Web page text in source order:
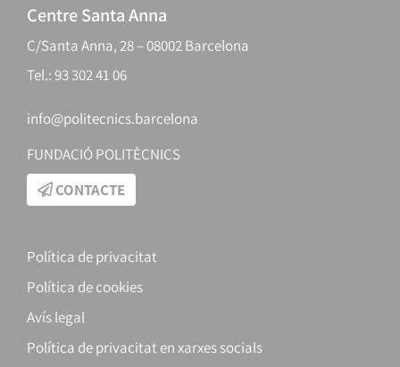
Centre Santa Anna
C/Santa Anna, 28 – 08002 Barcelona
Tel.: 93 302 41 06
info@politecnics.barcelona
FUNDACIÓ POLITÈCNICS
CONTACTE
Política de privacitat
Política de cookies
Avís legal
Política de privacitat en xarxes socials